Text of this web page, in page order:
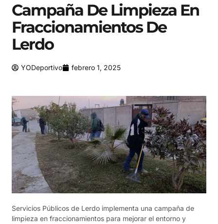
Campaña De Limpieza En
Fraccionamientos De
Lerdo
YODeportivo febrero 1, 2025
Servicios Públicos de Lerdo implementa una campaña de
limpieza en fraccionamientos para mejorar el entorno y